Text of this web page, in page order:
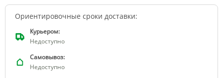
Ориентировочные сроки доставки:
Курьером:
Недоступно
Самовывоз:
Недоступно